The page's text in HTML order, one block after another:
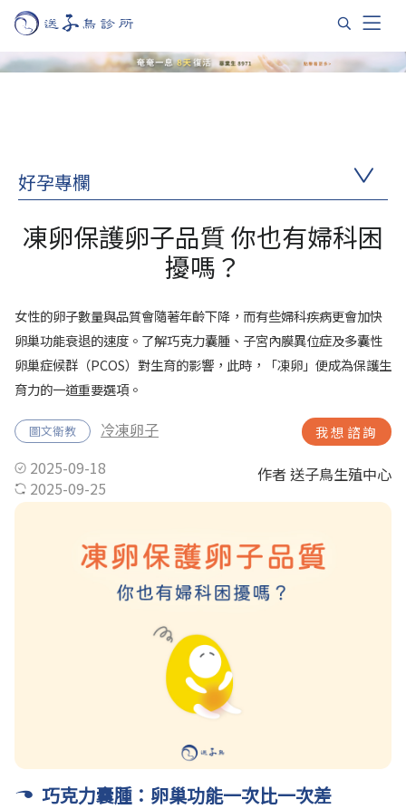
好孕專欄
凍卵保護卵子品質 你也有婦科困
擾嗎？
女性的卵子數量與品質會隨著年齡下降，而有些婦科疾病更會加快
卵巢功能衰退的速度。了解巧克力囊腫、子宮內膜異位症及多囊性
卵巢症候群（PCOS）對生育的影響，此時，「凍卵」便成為保護生
育力的一道重要選項。
圖文衛教 冷凍卵子 我想諮詢
2025-09-18
2025-09-25
作者 送子鳥生殖中心
巧克力囊腫：卵巢功能一次比一次差